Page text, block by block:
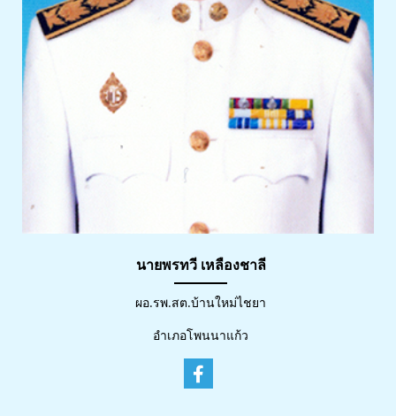
นายพรทวี เหลืองชาลี
ผอ.รพ.สต.บ้านใหม่ไชยา
อำเภอโพนนาแก้ว